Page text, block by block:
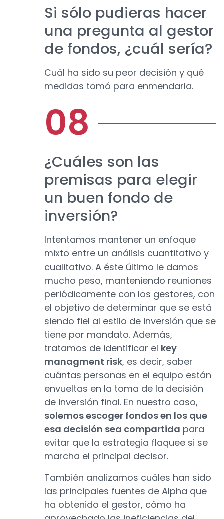
Si sólo pudieras hacer
una pregunta al gestor
de fondos, ¿cuál sería?
Cuál ha sido su peor decisión y qué
medidas tomó para enmendarla.
¿Cuáles son las
premisas para elegir
un buen fondo de
inversión?
Intentamos mantener un enfoque
mixto entre un análisis cuantitativo y
cualitativo. A éste último le damos
mucho peso, manteniendo reuniones
periódicamente con los gestores, con
el objetivo de determinar que se está
siendo fiel al estilo de inversión que se
tiene por mandato. Además,
tratamos de identificar el key
managment risk, es decir, saber
cuántas personas en el equipo están
envueltas en la toma de la decisión
de inversión final. En nuestro caso,
solemos escoger fondos en los que
esa decisión sea compartida para
evitar que la estrategia flaquee si se
marcha el principal decisor.
También analizamos cuáles han sido
las principales fuentes de Alpha que
ha obtenido el gestor, cómo ha